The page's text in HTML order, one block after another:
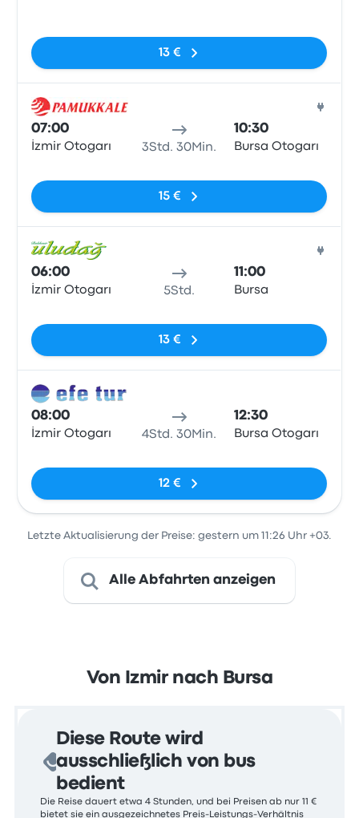
13 €
07:00
İzmir Otogarı 3Std. 30Min.
10:30
Bursa Otogarı
15 €
06:00
İzmir Otogarı 5Std.
11:00
Bursa
13 €
08:00
İzmir Otogarı 4Std. 30Min.
12:30
Bursa Otogarı
12 €
Letzte Aktualisierung der Preise: gestern um 11:26 Uhr +03.
Alle Abfahrten anzeigen
Von Izmir nach Bursa
Diese Route wird
ausschließlich von bus
bedient
Die Reise dauert etwa 4 Stunden, und bei Preisen ab nur 11 €
bietet sie ein ausgezeichnetes Preis-Leistungs-Verhältnis